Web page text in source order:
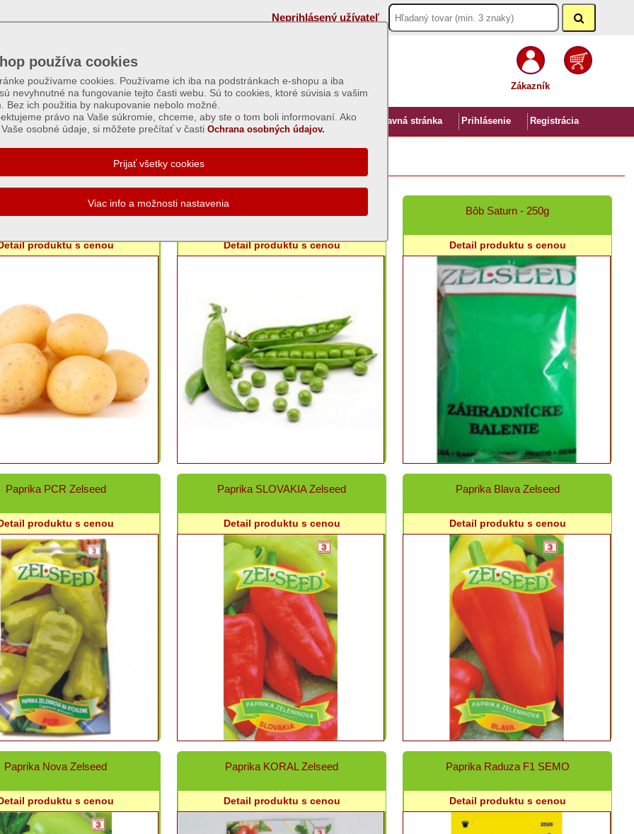
Neprihlásený užívateľ
Zákazník
Úvod Hlavná stránka Prihlásenie Registrácia
používa cookies
používame cookies. Používame ich iba na podstránkach e-shopu a iba
nevyhnutné na fungovanie tejto časti webu. Sú to cookies, ktoré súvisia s vašim
Bez ich použitia by nakupovanie nebolo možné.
právo na Vaše súkromie, chceme, aby ste o tom boli informovaní. Ako
osobné údaje, si môžete prečítať v časti Ochrana osobných údajov.
Semená a osivá
produktu s cenou Detail produktu s cenou
Bôb Saturn - 250g
Detail produktu s cenou
Paprika PCR Zelseed
produktu s cenou
Paprika SLOVAKIA Zelseed
Detail produktu s cenou
Paprika Blava Zelseed
Detail produktu s cenou
Paprika Nova Zelseed
produktu s cenou
Paprika KORAL Zelseed
Detail produktu s cenou
Paprika Raduza F1 SEMO
Detail produktu s cenou